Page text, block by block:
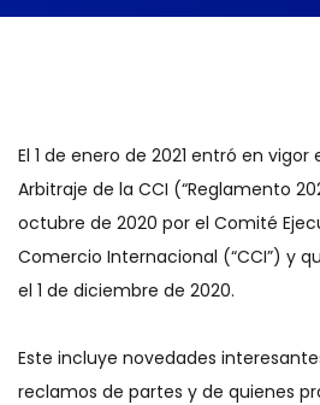
El 1 de enero de 2021 entró en
Arbitraje de la CCI (“Reglamento
octubre de 2020 por el Comité
Comercio Internacional (“CCI”) y
el 1 de diciembre de 2020.
Este incluye novedades
reclamos de partes y de quienes